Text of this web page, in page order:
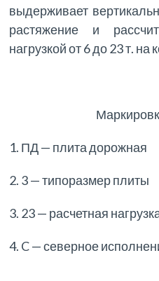
выдерживает
растяжение и
нагрузкой от 6 до 23 т. на
1. ПД — плита дорожная
2. 3 — типоразмер плиты
3. 23 — расчетная
4. C — северное